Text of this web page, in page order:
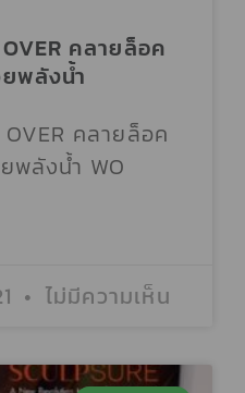
ลาง)
าขาทองหล่อ)
าขาเพลินจิต)
คลายล็อค
พลังน้ำ
คลายล็อค
พลังน้ำ WO
ไม่มีความเห็น